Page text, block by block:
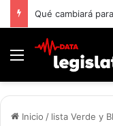
Menú
Inicio / lista Verde y